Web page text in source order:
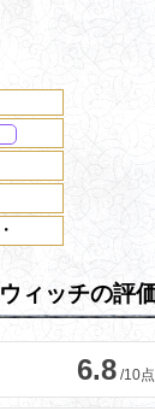
ィッチの評